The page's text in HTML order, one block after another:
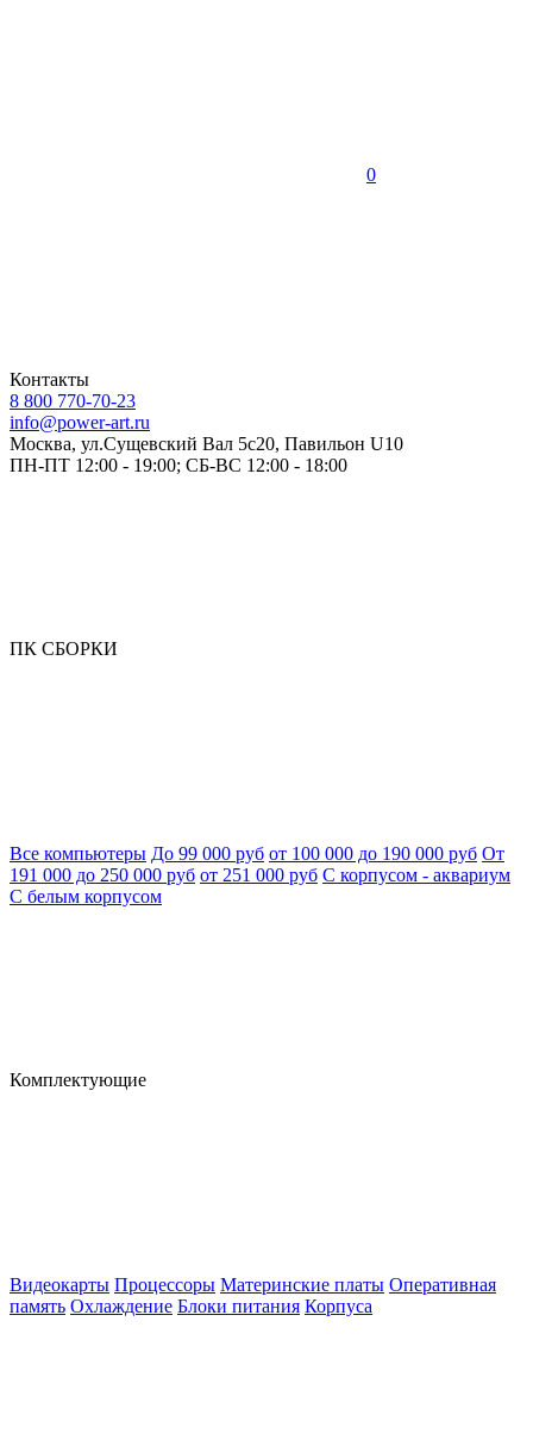
0
Контакты
8 800 770-70-23
info@power-art.ru
Москва, ул.Сущевский Вал 5с20, Павильон U10
ПН-ПТ 12:00 - 19:00; СБ-ВС 12:00 - 18:00
ПК СБОРКИ
Все компьютеры До 99 000 руб от 100 000 до 190 000 руб От
191 000 до 250 000 руб от 251 000 руб С корпусом - аквариум
С белым корпусом
Комплектующие
Видеокарты Процессоры Материнские платы Оперативная
память Охлаждение Блоки питания Корпуса